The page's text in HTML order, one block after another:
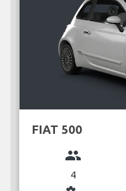
FIAT 500
group
4